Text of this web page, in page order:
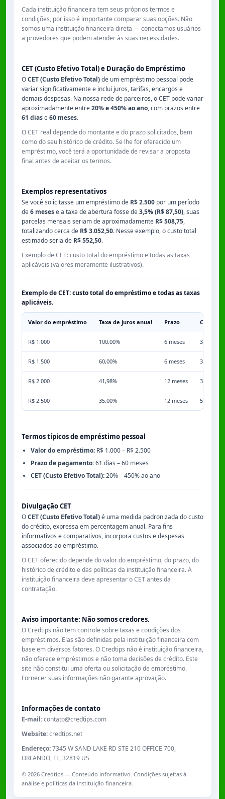
Cada instituição financeira tem seus próprios termos e
condições, por isso é importante comparar suas opções. Não
somos uma instituição financeira direta — conectamos usuários
a provedores que podem atender às suas necessidades.
CET (Custo Efetivo Total) e Duração do Empréstimo
OCET (Custo Efetivo Total)de um empréstimo pessoal pode
variar significativamente e inclui juros, tarifas, encargos e
demais despesas. Na nossa rede de parceiros, o CET pode variar
aproximadamente entre20% e 450% ao ano, com prazos entre
61 diase60 meses.
O CET real depende do montante e do prazo solicitados, bem
como do seu histórico de crédito. Se lhe for oferecido um
empréstimo, você terá a oportunidade de revisar a proposta
final antes de aceitar os termos.
Exemplos representativos
Se você solicitasse um empréstimo de R$ 2.500 por um período
de6 mesese a taxa de abertura fosse de3,5% (R$ 87,50), suas
parcelas mensais seriam de aproximadamente R$ 508,75,
totalizando cerca de R$ 3.052,50. Nesse exemplo, o custo total
estimado seria de R$ 552,50.
Exemplo de CET: custo total do empréstimo e todas as taxas
aplicáveis (valores meramente ilustrativos).
Exemplo de CET: custo total do empréstimo e todas as taxas
aplicáveis.
Valor do empréstimo Taxa de juros anual Prazo
R$ 1.000 100,00% 6 meses 3,50%
R$ 1.500 60,00% 6 meses 3,50%
R$ 2.000 41,98% 12 meses 3,50%
R$ 2.500 35,00% 12 meses 5,00%
Termos típicos de empréstimo pessoal
Valor do empréstimo: R$ 1.000 – R$ 2.500
Prazo de pagamento:61 dias – 60 meses
CET (Custo Efetivo Total):20% – 450% ao ano
Divulgação CET
OCET (Custo Efetivo Total)é uma medida padronizada do custo
do crédito, expressa em percentagem anual. Para fins
informativos e comparativos, incorpora custos e despesas
associados ao empréstimo.
O CET oferecido depende do valor do empréstimo, do prazo, do
histórico de crédito e das políticas da instituição financeira. A
instituição financeira deve apresentar o CET antes da
contratação.
Aviso importante: Não somos credores.
O Credtips não tem controle sobre taxas e condições dos
empréstimos. Elas são definidas pela instituição financeira com
base em diversos fatores. O Credtips não é instituição financeira,
não oferece empréstimos e não toma decisões de crédito. Este
site não constitui uma oferta ou solicitação de empréstimo.
Fornecer suas informações não garante aprovação.
Informações de contato
E-mail:contato@credtips.com
Website:credtips.net
Endereço:7345 W SAND LAKE RD STE 210 OFFICE 700,
ORLANDO, FL, 32819 US
© 2026 Credtips — Conteúdo informativo. Condições sujeitas à
análise e políticas da instituição financeira.